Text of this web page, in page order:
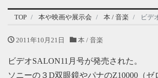
TOP 本や映画や展示会 本 / 音楽 ビデ
2011年10月21日 本 / 音楽
ビデオSALON11月号が発売された。
ソニーの３D双眼鏡やパナのZ10000（ゼ